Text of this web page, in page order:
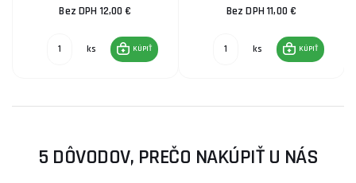
Bez DPH 12,00 €
ks KÚPIŤ
Bez DPH 11,00 €
ks KÚPIŤ
5 DÔVODOV, PREČO NAKÚPIŤ U NÁS